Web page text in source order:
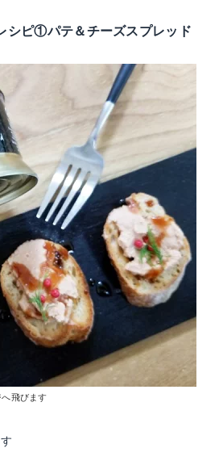
シピ①パテ＆チーズスプレッド
飛びます